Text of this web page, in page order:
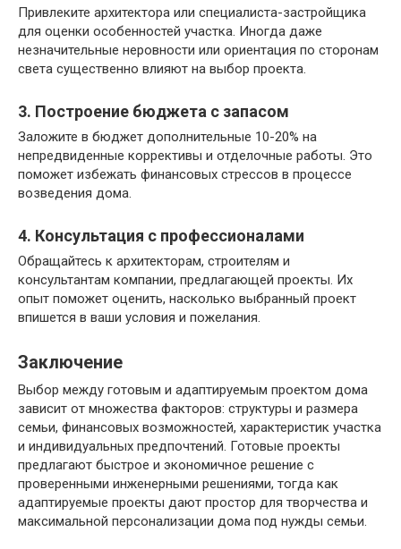
Привлеките архитектора или специалиста-застройщика
для оценки особенностей участка. Иногда даже
незначительные неровности или ориентация по сторонам
света существенно влияют на выбор проекта.
3. Построение бюджета с запасом
Заложите в бюджет дополнительные 10-20% на
непредвиденные коррективы и отделочные работы. Это
поможет избежать финансовых стрессов в процессе
возведения дома.
4. Консультация с профессионалами
Обращайтесь к архитекторам, строителям и
консультантам компании, предлагающей проекты. Их
опыт поможет оценить, насколько выбранный проект
впишется в ваши условия и пожелания.
Заключение
Выбор между готовым и адаптируемым проектом дома
зависит от множества факторов: структуры и размера
семьи, финансовых возможностей, характеристик участка
и индивидуальных предпочтений. Готовые проекты
предлагают быстрое и экономичное решение с
проверенными инженерными решениями, тогда как
адаптируемые проекты дают простор для творчества и
максимальной персонализации дома под нужды семьи.